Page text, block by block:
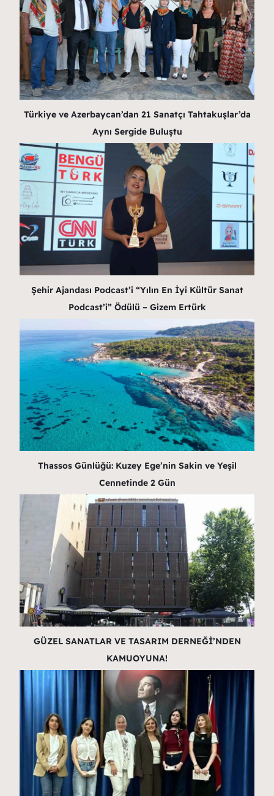
Türkiye ve Azerbaycan’dan 21 Sanatçı Tahtakuşlar’da
Aynı Sergide Buluştu
Şehir Ajandası Podcast’i “Yılın En İyi Kültür Sanat
Podcast’i” Ödülü – Gizem Ertürk
Thassos Günlüğü: Kuzey Ege’nin Sakin ve Yeşil
Cennetinde 2 Gün
GÜZEL SANATLAR VE TASARIM DERNEĞİ’NDEN
KAMUOYUNA!